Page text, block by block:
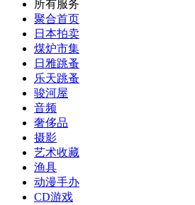
所有服务
聚合首页
日本拍卖
煤炉市集
日雅跳蚤
乐天跳蚤
骏河屋
音频
奢侈品
摄影
艺术收藏
渔具
动漫手办
CD游戏